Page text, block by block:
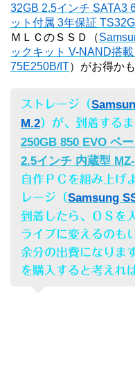
32GB 2.5インチ SATA3
ット付属 3年保証
ＭＬＣのＳＳＤ（
ックキット V-NAND搭
75E250B/IT）がお得か
ストレージ（
M.2）が、到着する
250GB 850 EVO ベ
2.5インチ 内蔵型
自作ＰＣを組み上げ
レージ（Samsung
到着したら、ＯＳを
ライブに変えるのも
余分の出費になりま
を購入すると考えれ